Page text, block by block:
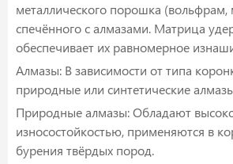
металлического порошка (вольфрам,
спечённого с алмазами. Матрица
обеспечивает их равномерное
Алмазы: В зависимости от типа
природные или синтетические
Природные алмазы: Обладают
износостойкостью, применяются в
бурения твёрдых пород.